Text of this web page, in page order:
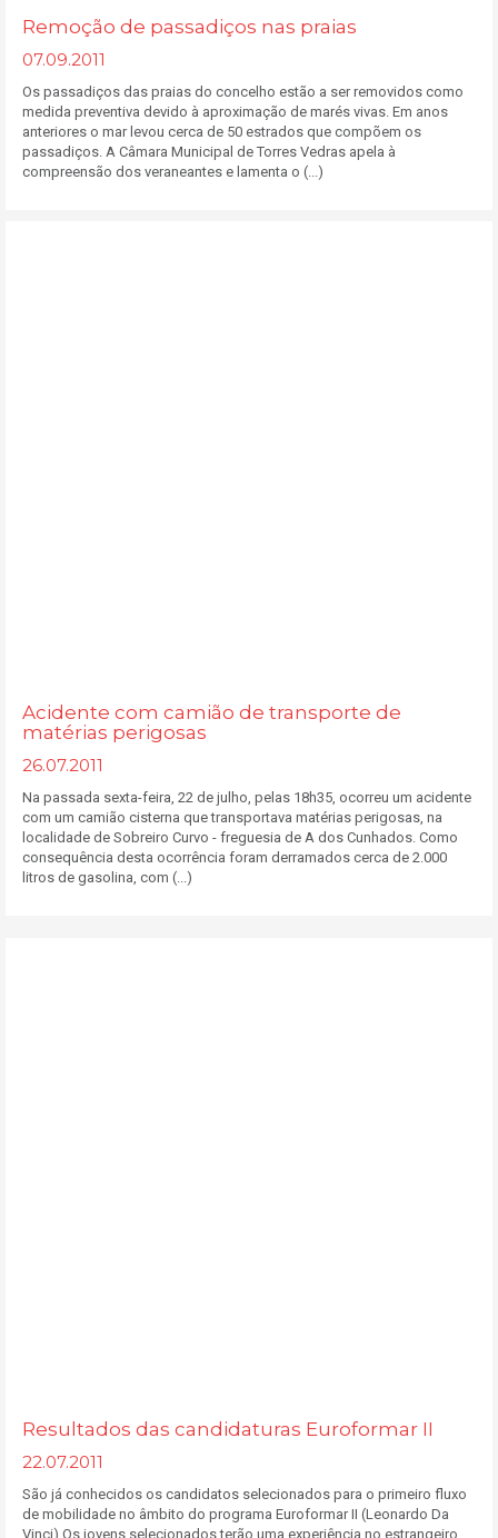
Remoção de passadiços nas praias
07.09.2011
Os passadiços das praias do concelho estão a ser removidos como
medida preventiva devido à aproximação de marés vivas. Em anos
anteriores o mar levou cerca de 50 estrados que compõem os
passadiços. A Câmara Municipal de Torres Vedras apela à
compreensão dos veraneantes e lamenta o (...)
Acidente com camião de transporte de
matérias perigosas
26.07.2011
Na passada sexta-feira, 22 de julho, pelas 18h35, ocorreu um acidente
com um camião cisterna que transportava matérias perigosas, na
localidade de Sobreiro Curvo - freguesia de A dos Cunhados. Como
consequência desta ocorrência foram derramados cerca de 2.000
litros de gasolina, com (...)
Resultados das candidaturas Euroformar II
22.07.2011
São já conhecidos os candidatos selecionados para o primeiro fluxo
de mobilidade no âmbito do programa Euroformar II (Leonardo Da
Vinci) Os jovens selecionados terão uma experiência no estrangeiro